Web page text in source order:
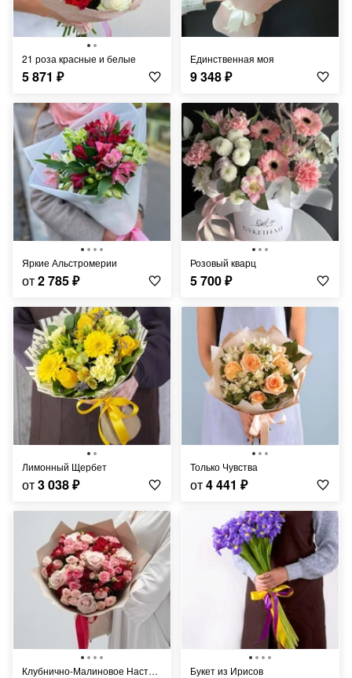
21 роза красные и белые
5 871 ₽
Единственная моя
9 348₽
Яркие Альстромерии
от2 785₽
Розовый кварц
5 700₽
Лимонный Щербет
от3 038₽
Только Чувства
от4 441 ₽
Клубнично-Малиновое Настроение Букет из Ирисов